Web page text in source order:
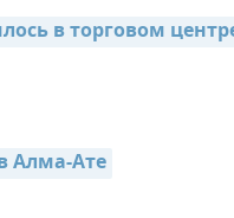
в торговом
Алма-Ате